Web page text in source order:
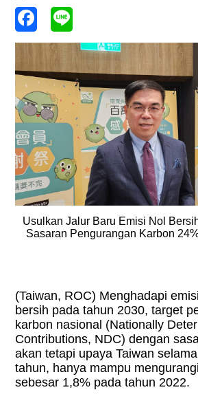
Usulkan Jalur Baru Emisi Nol
Sasaran Pengurangan Karbon
(Taiwan, ROC) Menghadapi
bersih pada tahun 2030, target
karbon nasional (Nationally
Contributions, NDC) dengan
akan tetapi upaya Taiwan
tahun, hanya mampu
sebesar 1,8% pada tahun 2022.